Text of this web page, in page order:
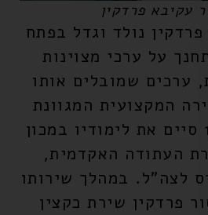
עקיבא פרדקין
נולד וגדל בפתח
על ערכי מצוינות
ערכים שמובלים אותו
המקצועית המגוונת
שלו. בשנת 1971 סיים את לימודיו במכון
העתודה האקדמית,
לצה"ל. במהלך שירותו
פרדקין שירת כקצין